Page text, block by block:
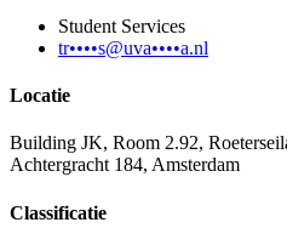
Student Services
tr••••s@uva••••a.nl
Locatie
Building JK, Room 2.92,
Achtergracht 184, Amsterdam
Classificatie